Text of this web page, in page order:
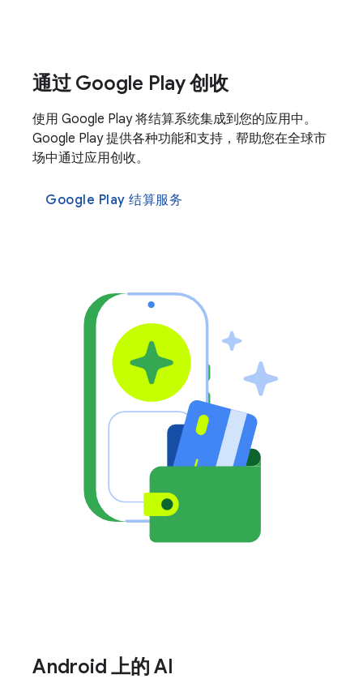
通过 Google Play 创收
使用 Google Play 将结算系统集成到您的应用中。
Google Play 提供各种功能和支持，帮助您在全球市
场中通过应用创收。
Google Play 结算服务
Android 上的 AI